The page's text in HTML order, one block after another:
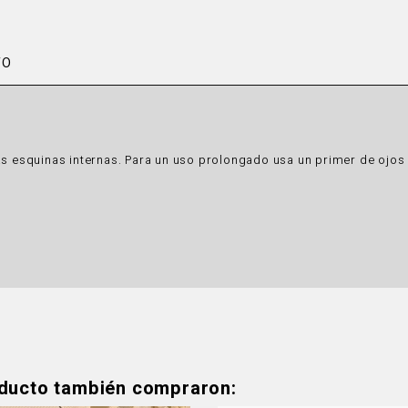
internas. Para un uso prolongado usa un primer de
también compraron: